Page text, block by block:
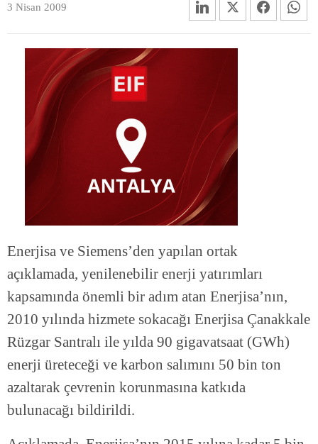
3 Nisan 2009
Enerjisa ve Siemens’den yapılan ortak
açıklamada, yenilenebilir enerji yatırımları
kapsamında önemli bir adım atan Enerjisa’nın,
2010 yılında hizmete sokacağı Enerjisa Çanakkale
Rüzgar Santralı ile yılda 90 gigavatsaat (GWh)
enerji üreteceği ve karbon salımını 50 bin ton
azaltarak çevrenin korunmasına katkıda
bulunacağı bildirildi.